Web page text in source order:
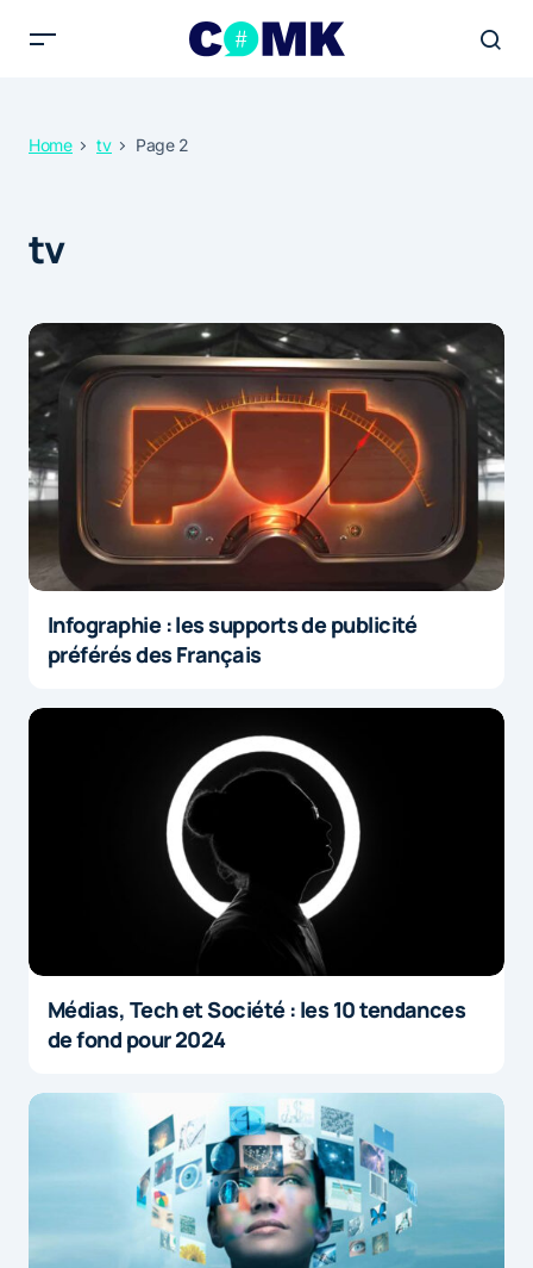
Home tv Page 2
tv
Infographie : les supports de publicité
préférés des Français
Médias, Tech et Société : les 10 tendances
de fond pour 2024